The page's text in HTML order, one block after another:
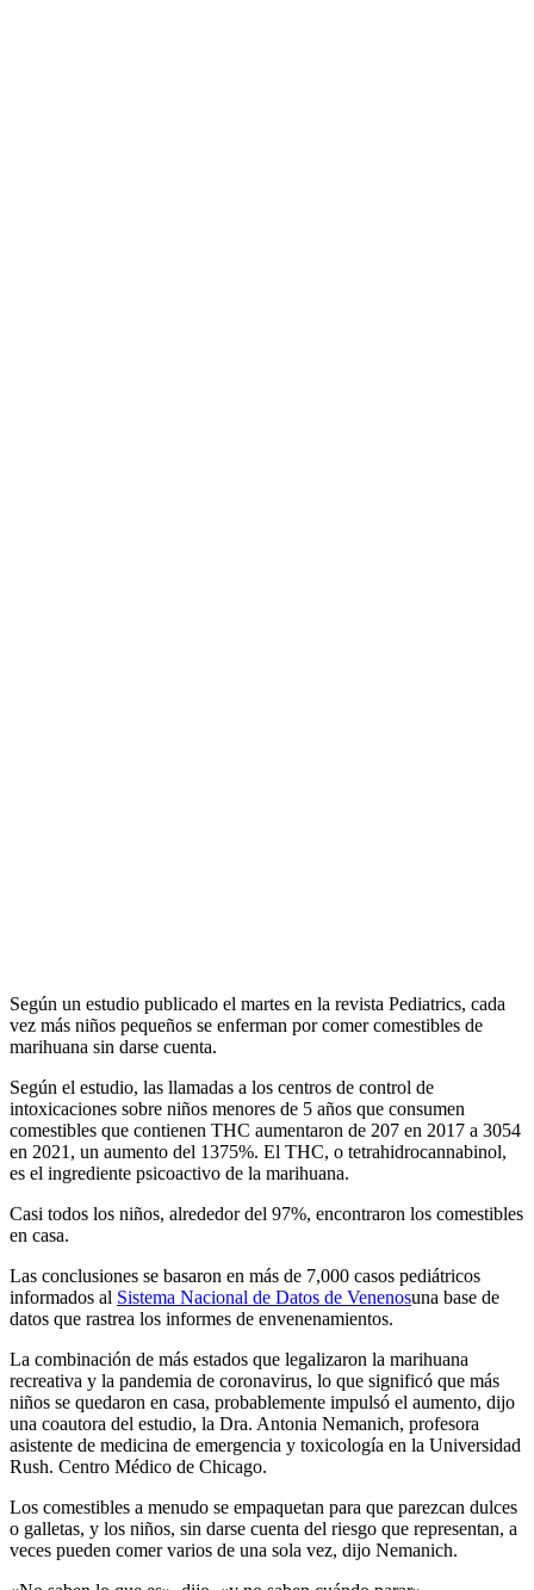
Según un estudio publicado el martes en la revista Pediatrics, cada
vez más niños pequeños se enferman por comer comestibles de
marihuana sin darse cuenta.
Según el estudio, las llamadas a los centros de control de
intoxicaciones sobre niños menores de 5 años que consumen
comestibles que contienen THC aumentaron de 207 en 2017 a 3054
en 2021, un aumento del 1375%. El THC, o tetrahidrocannabinol,
es el ingrediente psicoactivo de la marihuana.
Casi todos los niños, alrededor del 97%, encontraron los comestibles
en casa.
Las conclusiones se basaron en más de 7,000 casos pediátricos
informados al Sistema Nacional de Datos de Venenosuna base de
datos que rastrea los informes de envenenamientos.
La combinación de más estados que legalizaron la marihuana
recreativa y la pandemia de coronavirus, lo que significó que más
niños se quedaron en casa, probablemente impulsó el aumento, dijo
una coautora del estudio, la Dra. Antonia Nemanich, profesora
asistente de medicina de emergencia y toxicología en la Universidad
Rush. Centro Médico de Chicago.
Los comestibles a menudo se empaquetan para que parezcan dulces
o galletas, y los niños, sin darse cuenta del riesgo que representan, a
veces pueden comer varios de una sola vez, dijo Nemanich.